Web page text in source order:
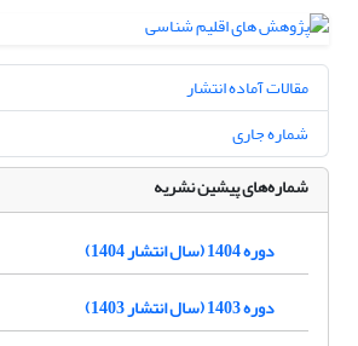
مقالات آماده انتشار
شماره جاری
شماره‌های پیشین نشریه
دوره 1404 (سال انتشار 1404)
دوره 1403 (سال انتشار 1403)